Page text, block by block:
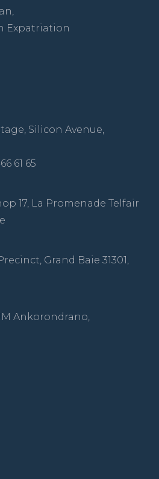
Expatriation
Silicon Avenue,
61 65
17, La Promenade Telfair
Grand Baie 31301,
Ankorondrano,